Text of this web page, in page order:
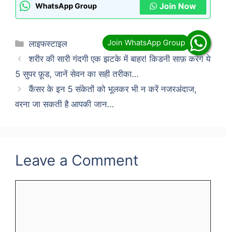
WhatsApp Group Join Now
Categories
लाइफस्टाइल
शरीर की सारी गंदगी एक झटके में बाहर! किडनी साफ़ करेंगे ये
5 सुपर फ़ूड, जानें सेवन का सही तरीका…
कैंसर के इन 5 संकेतों को भूलकर भी न करें नजरअंदाज,
वरना जा सकती है आपकी जान…
Leave a Comment